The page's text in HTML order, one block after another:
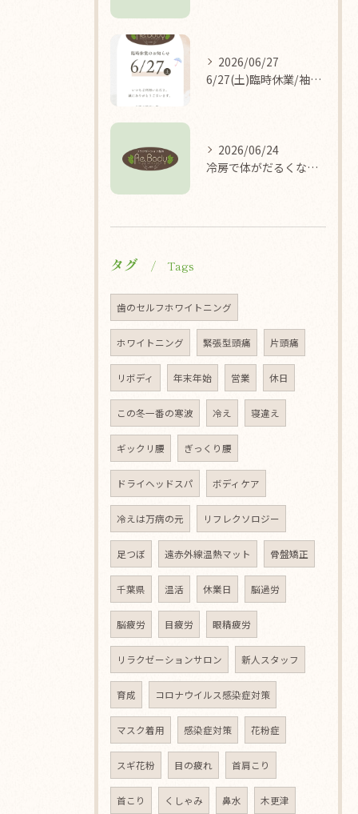
2026/06/27
6/27(土)臨時休業/袖ケ浦/リラクゼーション整体Re.Body
2026/06/24
冷房で体がだるくなる理由/袖ケ浦/リラクゼーション整体Re.Body
タグ Tags
歯のセルフホワイトニング
ホワイトニング 緊張型頭痛 片頭痛
リボディ 年末年始 営業 休日
この冬一番の寒波 冷え 寝違え
ギックリ腰 ぎっくり腰
ドライヘッドスパ ボディケア
冷えは万病の元 リフレクソロジー
足つぼ 遠赤外線温熱マット 骨盤矯正
千葉県 温活 休業日 脳過労
脳疲労 目疲労 眼精疲労
リラクゼーションサロン 新人スタッフ
育成 コロナウイルス感染症対策
マスク着用 感染症対策 花粉症
スギ花粉 目の疲れ 首肩こり
首こり くしゃみ 鼻水 木更津